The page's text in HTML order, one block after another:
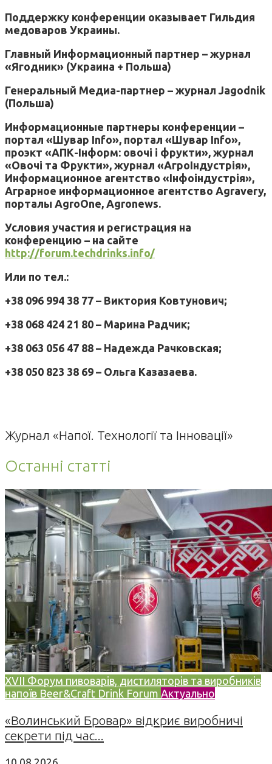
Поддержку конференции оказывает Гильдия
медоваров Украины.
Главный Информационный партнер – журнал
«Ягодник» (Украина + Польша)
Генеральный Медиа-партнер – журнал Jagodnik
(Польша)
Информационные партнеры конференции –
портал «Шувар Info», портал «Шувар Info»,
проэкт «АПК-Інформ: овочі і фрукти», журнал
«Овочі та Фрукти», журнал «АгроІндустрія»,
Информационное агентство «Інфоіндустрія»,
Аграрное информационное агентство Agravery,
порталы AgroOne, Agronews.
Условия участия и регистрация на
конференцию – на сайте
http://forum.techdrinks.info/
Или по тел.:
+38 096 994 38 77 – Виктория Ковтунович;
+38 068 424 21 80 – Марина Радчик;
+38 063 056 47 88 – Надежда Рачковская;
+38 050 823 38 69 – Ольга Казазаева.
Журнал «Напої. Технології та Інновації»
Останні статті
XVII Форум пивоварів, дистиляторів та виробників
напоїв Beer&Craft Drink Forum Актуально
«Волинський Бровар» відкриє виробничі
секрети під час...